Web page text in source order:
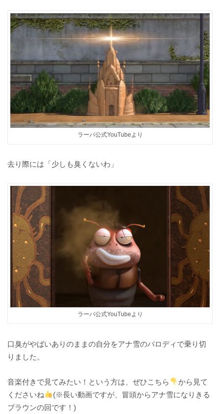
ラーバ公式YouTubeより
去り際には「少しも臭くないわ」
ラーバ公式YouTubeより
口臭がやばいありのままの自分をアナ雪のパロディで乗り切
りました。
音楽付きで見てみたい！という方は、ぜひこちら
から見て
くださいね
(※長い動画ですが、冒頭からアナ雪になりきる
ブラウンの回です！)